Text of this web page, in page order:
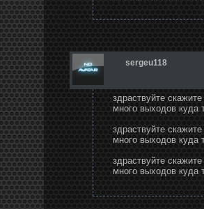
sergeu118
здраствуйте
много выходов куда
здраствуйте
много выходов куда
здраствуйте
много выходов куда